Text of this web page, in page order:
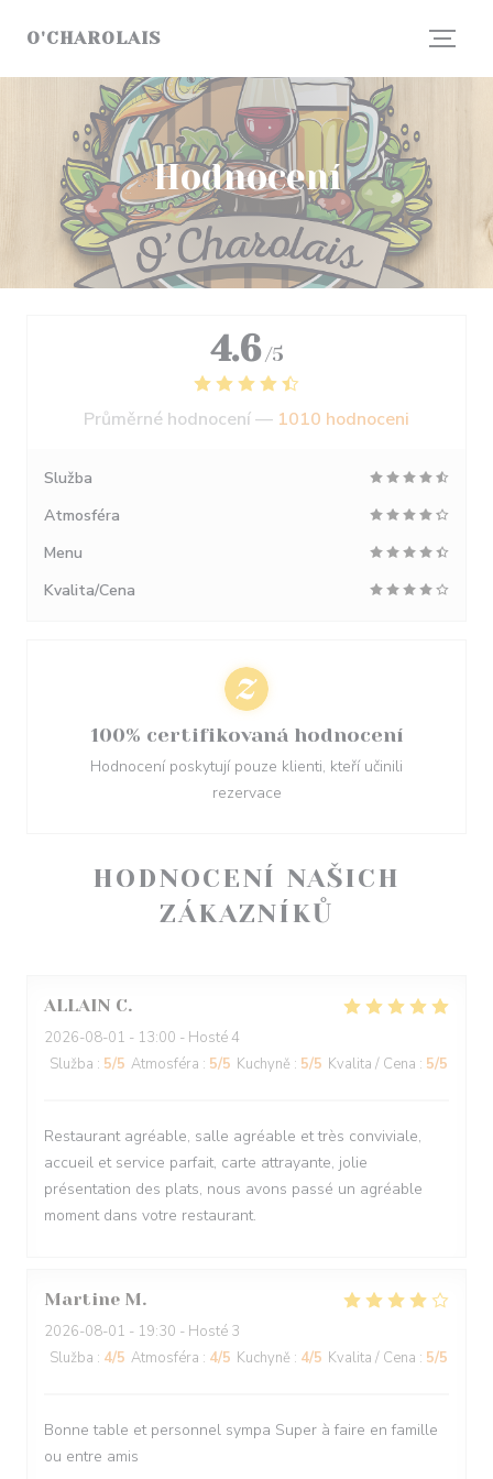
O'CHAROLAIS
Hodnocení
HODNOCENÍ NAŠICH
ZÁKAZNÍKŮ
ALLAIN C
2026-08-01 - 13:00 - Hosté 4
Služba : 5/5 Atmosféra : 5/5 Kuchyně : 5/5 Kvalita / Cena : 5/5
Restaurant agréable, salle agréable et très conviviale,
accueil et service parfait, carte attrayante, jolie
présentation des plats, nous avons passé un agréable
moment dans votre restaurant.
Martine M
2026-08-01 - 19:30 - Hosté 3
Služba : 4/5 Atmosféra : 4/5 Kuchyně : 4/5 Kvalita / Cena : 5/5
Bonne table et personnel sympa Super à faire en famille
ou entre amis
4.6 /5
Průměrné hodnocení — 1010 hodnoceni
Služba
Atmosféra
Menu
Kvalita/Cena
100% certifikovaná hodnocení
Hodnocení poskytují pouze klienti, kteří učinili
rezervace